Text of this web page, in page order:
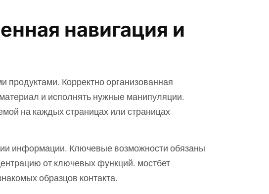
навигация и
Корректно организованная
и исполнять нужные манипуляции.
на каждых страницах или страницах
информации. Ключевые возможности обязаны
от ключевых функций. мостбет
образцов контакта.